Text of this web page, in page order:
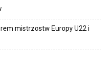
mistrzostw Europy U22 i